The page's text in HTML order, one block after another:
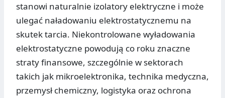
stanowi naturalnie izolatory elektryczne i może
ulegać naładowaniu elektrostatycznemu na
skutek tarcia. Niekontrolowane wyładowania
elektrostatyczne powodują co roku znaczne
straty finansowe, szczególnie w sektorach
takich jak mikroelektronika, technika medyczna,
przemysł chemiczny, logistyka oraz ochrona